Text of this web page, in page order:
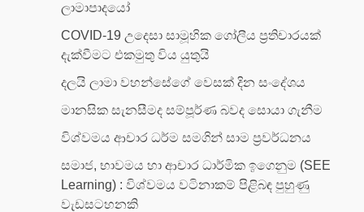
ලාමාපාදයෝ
COVID-19 උදෙසා සාමූහික ගෝලීය ප්‍රතිචාරයක්
දැක්වීමට එකමුතු විය යුතුයි
දලයි ලාමා වහන්සේගේ වෙසක් දින සංදේශය
මානසික සැනසීමද සම්පූර්ණ බවද සොයා ගැනීම
විශ්වමය ආචාර ධර්ම සමගින් සාම ප්‍රවර්ධනය
සමාජ, භාවමය හා ආචාර ධාර්මික ඉගෙනුම (SEE
Learning) : විශ්වමය වටිනාකම් පිළිබඳ පුහුණු
වැඩසටහනකි